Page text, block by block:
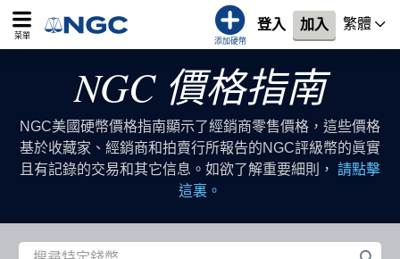
菜單
添加硬幣
登入 加入 繁體
NGC 價格指南
NGC美國硬幣價格指南顯示了經銷商零售價格，這些價格
基於收藏家、經銷商和拍賣行所報告的NGC評級幣的眞實
且有記錄的交易和其它信息。如欲了解重要細則， 請點擊
這裏。